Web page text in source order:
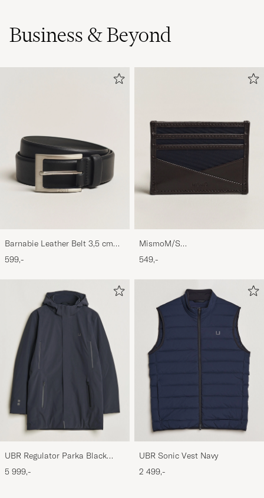
Business & Beyond
Barnabie Leather Belt 3,5 cm
Black
599,-
MismoM/S
CardholderNavy/Dark Brown
549,-
UBR Regulator Parka Black
Storm
5 999,-
UBR Sonic Vest Navy
2 499,-